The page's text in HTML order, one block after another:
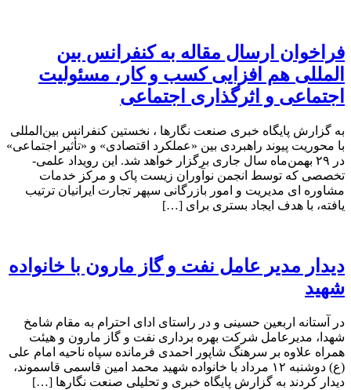
فراخوان ارسال مقاله به کنفرانس بین
المللی هم افزایی کسب و کار، مسئولیت
اجتماعی و اثرگذاری اجتماعی
به گزارش پایگاه خبری صنعت نگارها ، نخستین کنفرانس بین‌المللی
با محوریت پیوند راهبردی بین «عملکرد اقتصادی» و «تأثیر اجتماعی»
در ۲۹ بهمن‌ماه سال جاری برگزار خواهد شد. این رویداد علمی-
تخصصی که توسط انجمن نوآوران زیست پاک و مرکز خدمات
مشاوره ای مدیریت و امور بازرگانی سپهر تجارت ایرانیان ترتیب
یافته، با هدف ایجاد بستری برای […]
دیدار مدیر عامل نفت و گاز مارون با خانواده
شهید
در آستانه اربعین حسینی و در راستای ادای احترام به مقام شامخ
شهدا، مدیرعامل شرکت بهره برداری نفت و گاز مارون و هیئت
همراه علاوه بر سرهنگ شاپور احمدی فرمانده سپاه ناحیه امام علی
(ع) دوشنبه ۱۲ مرداد با خانواده شهید محمد امین قاسمی قاسموند،
دیدار کردند به گزارش پایگاه خبری و تحلیلی صنعت نگارها […]